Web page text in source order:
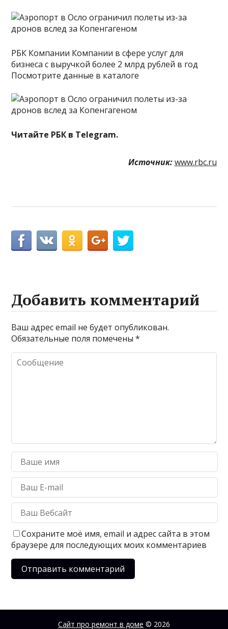
РБК Компании Компании в сфере услуг для
бизнеса с выручкой более 2 млрд рублей в год
Посмотрите данные в каталоге
Читайте РБК в Telegram.
Источник: www.rbc.ru
Добавить комментарий
Ваш адрес email не будет опубликован.
Обязательные поля помечены*
Сохраните моё имя, email и адрес сайта в этом
браузере для последующих моих комментариев
Сайт про ремонт в доме © 2026